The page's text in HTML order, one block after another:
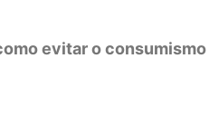
evitar o consumismo